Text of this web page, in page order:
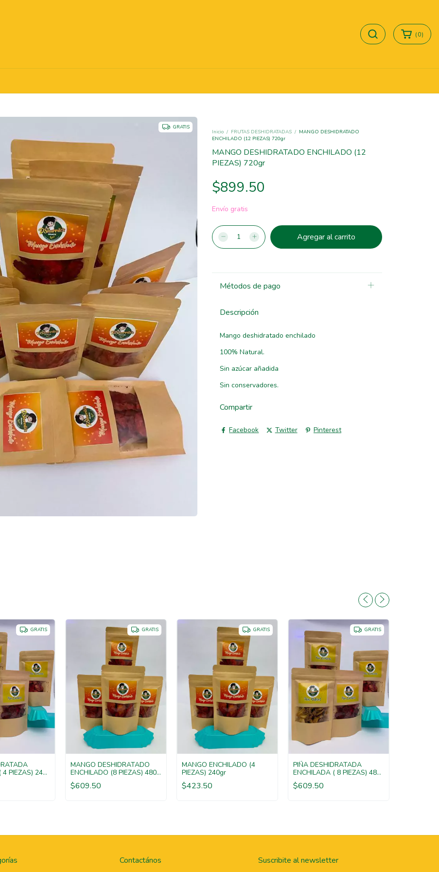
(0)
GRATIS
Inicio / FRUTAS DESHIDRATADAS / MANGO DESHIDRATADO
ENCHILADO (12 PIEZAS) 720gr
MANGO DESHIDRATADO ENCHILADO (12
PIEZAS) 720gr
$899.50
Envío gratis
Métodos de pago
Descripción
Mango deshidratado enchilado
100% Natural.
Sin azúcar añadida
Sin conservadores.
Compartir
Facebook Twitter Pinterest
GRATIS
4 PIEZAS) 240
GRATIS
MANGO DESHIDRATADO
ENCHILADO (8 PIEZAS) 480
gr
$609.50
GRATIS
MANGO ENCHILADO (4
PIEZAS) 240gr
$423.50
GRATIS
PIÑA DESHIDRATADA
ENCHILADA ( 8 PIEZAS) 480
gr
$609.50
Contactános Suscribite al newsletter